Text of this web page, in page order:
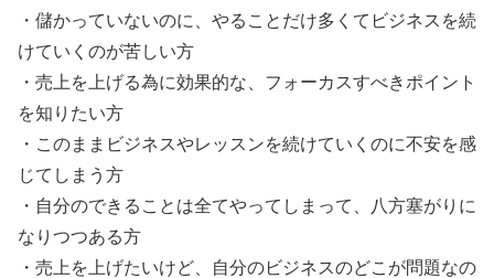
・儲かっていないのに、やることだけ多くてビジネスを続
けていくのが苦しい方
・売上を上げる為に効果的な、フォーカスすべきポイント
を知りたい方
・このままビジネスやレッスンを続けていくのに不安を感
じてしまう方
・自分のできることは全てやってしまって、八方塞がりに
なりつつある方
・売上を上げたいけど、自分のビジネスのどこが問題なの